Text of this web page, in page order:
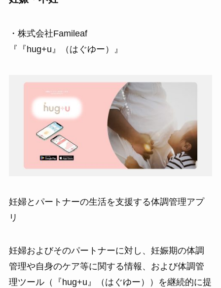
・株式会社Famileaf
『『hug+u』（はぐゆー）』
妊婦とパートナーの生活を支援する体調管理アプ
リ
妊婦およびそのパートナーに対し、妊娠期の体調
管理や自身のケア等に関する情報、および体調管
理ツール（『hug+u』（はぐゆー））を継続的に提